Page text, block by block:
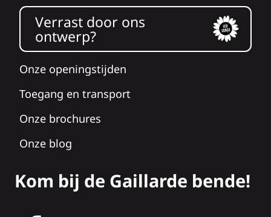
Verrast door ons
ontwerp?
Onze openingstijden
Toegang en transport
Onze brochures
Onze blog
Kom bij de Gaillarde bende!